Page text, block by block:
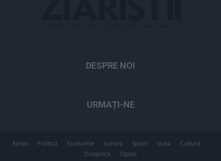
DESPRE NOI
URMAȚI-NE
News Politică Economie Lumea Sport Viața
Cultură
Diaspora
Opinii